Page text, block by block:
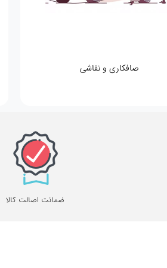
صافکاری و نقاشی
ضمانت اصالت کالا